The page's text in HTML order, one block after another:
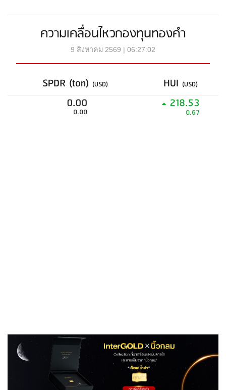
ความเคลื่อนไหวกองทุนทองคำ
9 สิงหาคม 2569 | 06:27:02
SPDR (ton) (USD) HUI (USD)
0.00
0.00
218.53
0.67